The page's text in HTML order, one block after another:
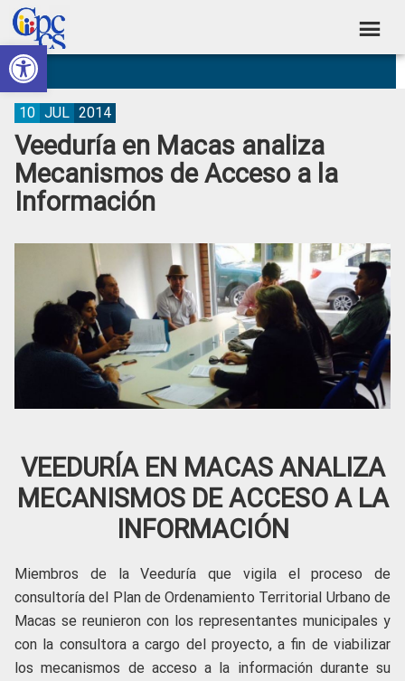
Abrir barra de herramientas
Skip
to
primary
navigation
Skip
to
main
content
Skip
to
primary
sidebar
Skip
to
footer
Consejo
de
Participación
Ciudadana
Control
Social
Construyendo
Poder
Ciudadano
Veeduría en Macas analiza
Mecanismos de Acceso a la
Información
10 JUL 2014
VEEDURÍA EN MACAS ANALIZA
MECANISMOS DE ACCESO A LA
INFORMACIÓN
Miembros de la Veeduría que vigila el proceso de
consultoría del Plan de Ordenamiento Territorial Urbano de
Macas se reunieron con los representantes municipales y
con la consultora a cargo del proyecto, a fin de viabilizar
los mecanismos de acceso a la información durante su